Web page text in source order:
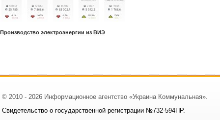
Производство электроэнергии из ВИЭ
© 2010 - 2026 Информационное агентство «Украина Коммунальная».
Свидетельство о государственной регистрации №732-594ПР.